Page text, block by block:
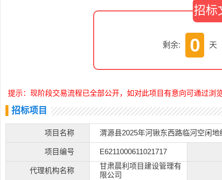
招标
剩余: 0 天
提示：现阶段交易流程已全部公开，如对此项目有意向可通过浏
招标项目
项目名称 渭源县2025年河锹东西路临河空闲
项目编号 E6211000611021717
代理机构名称
甘肃晨利项目建设管理有
限公司